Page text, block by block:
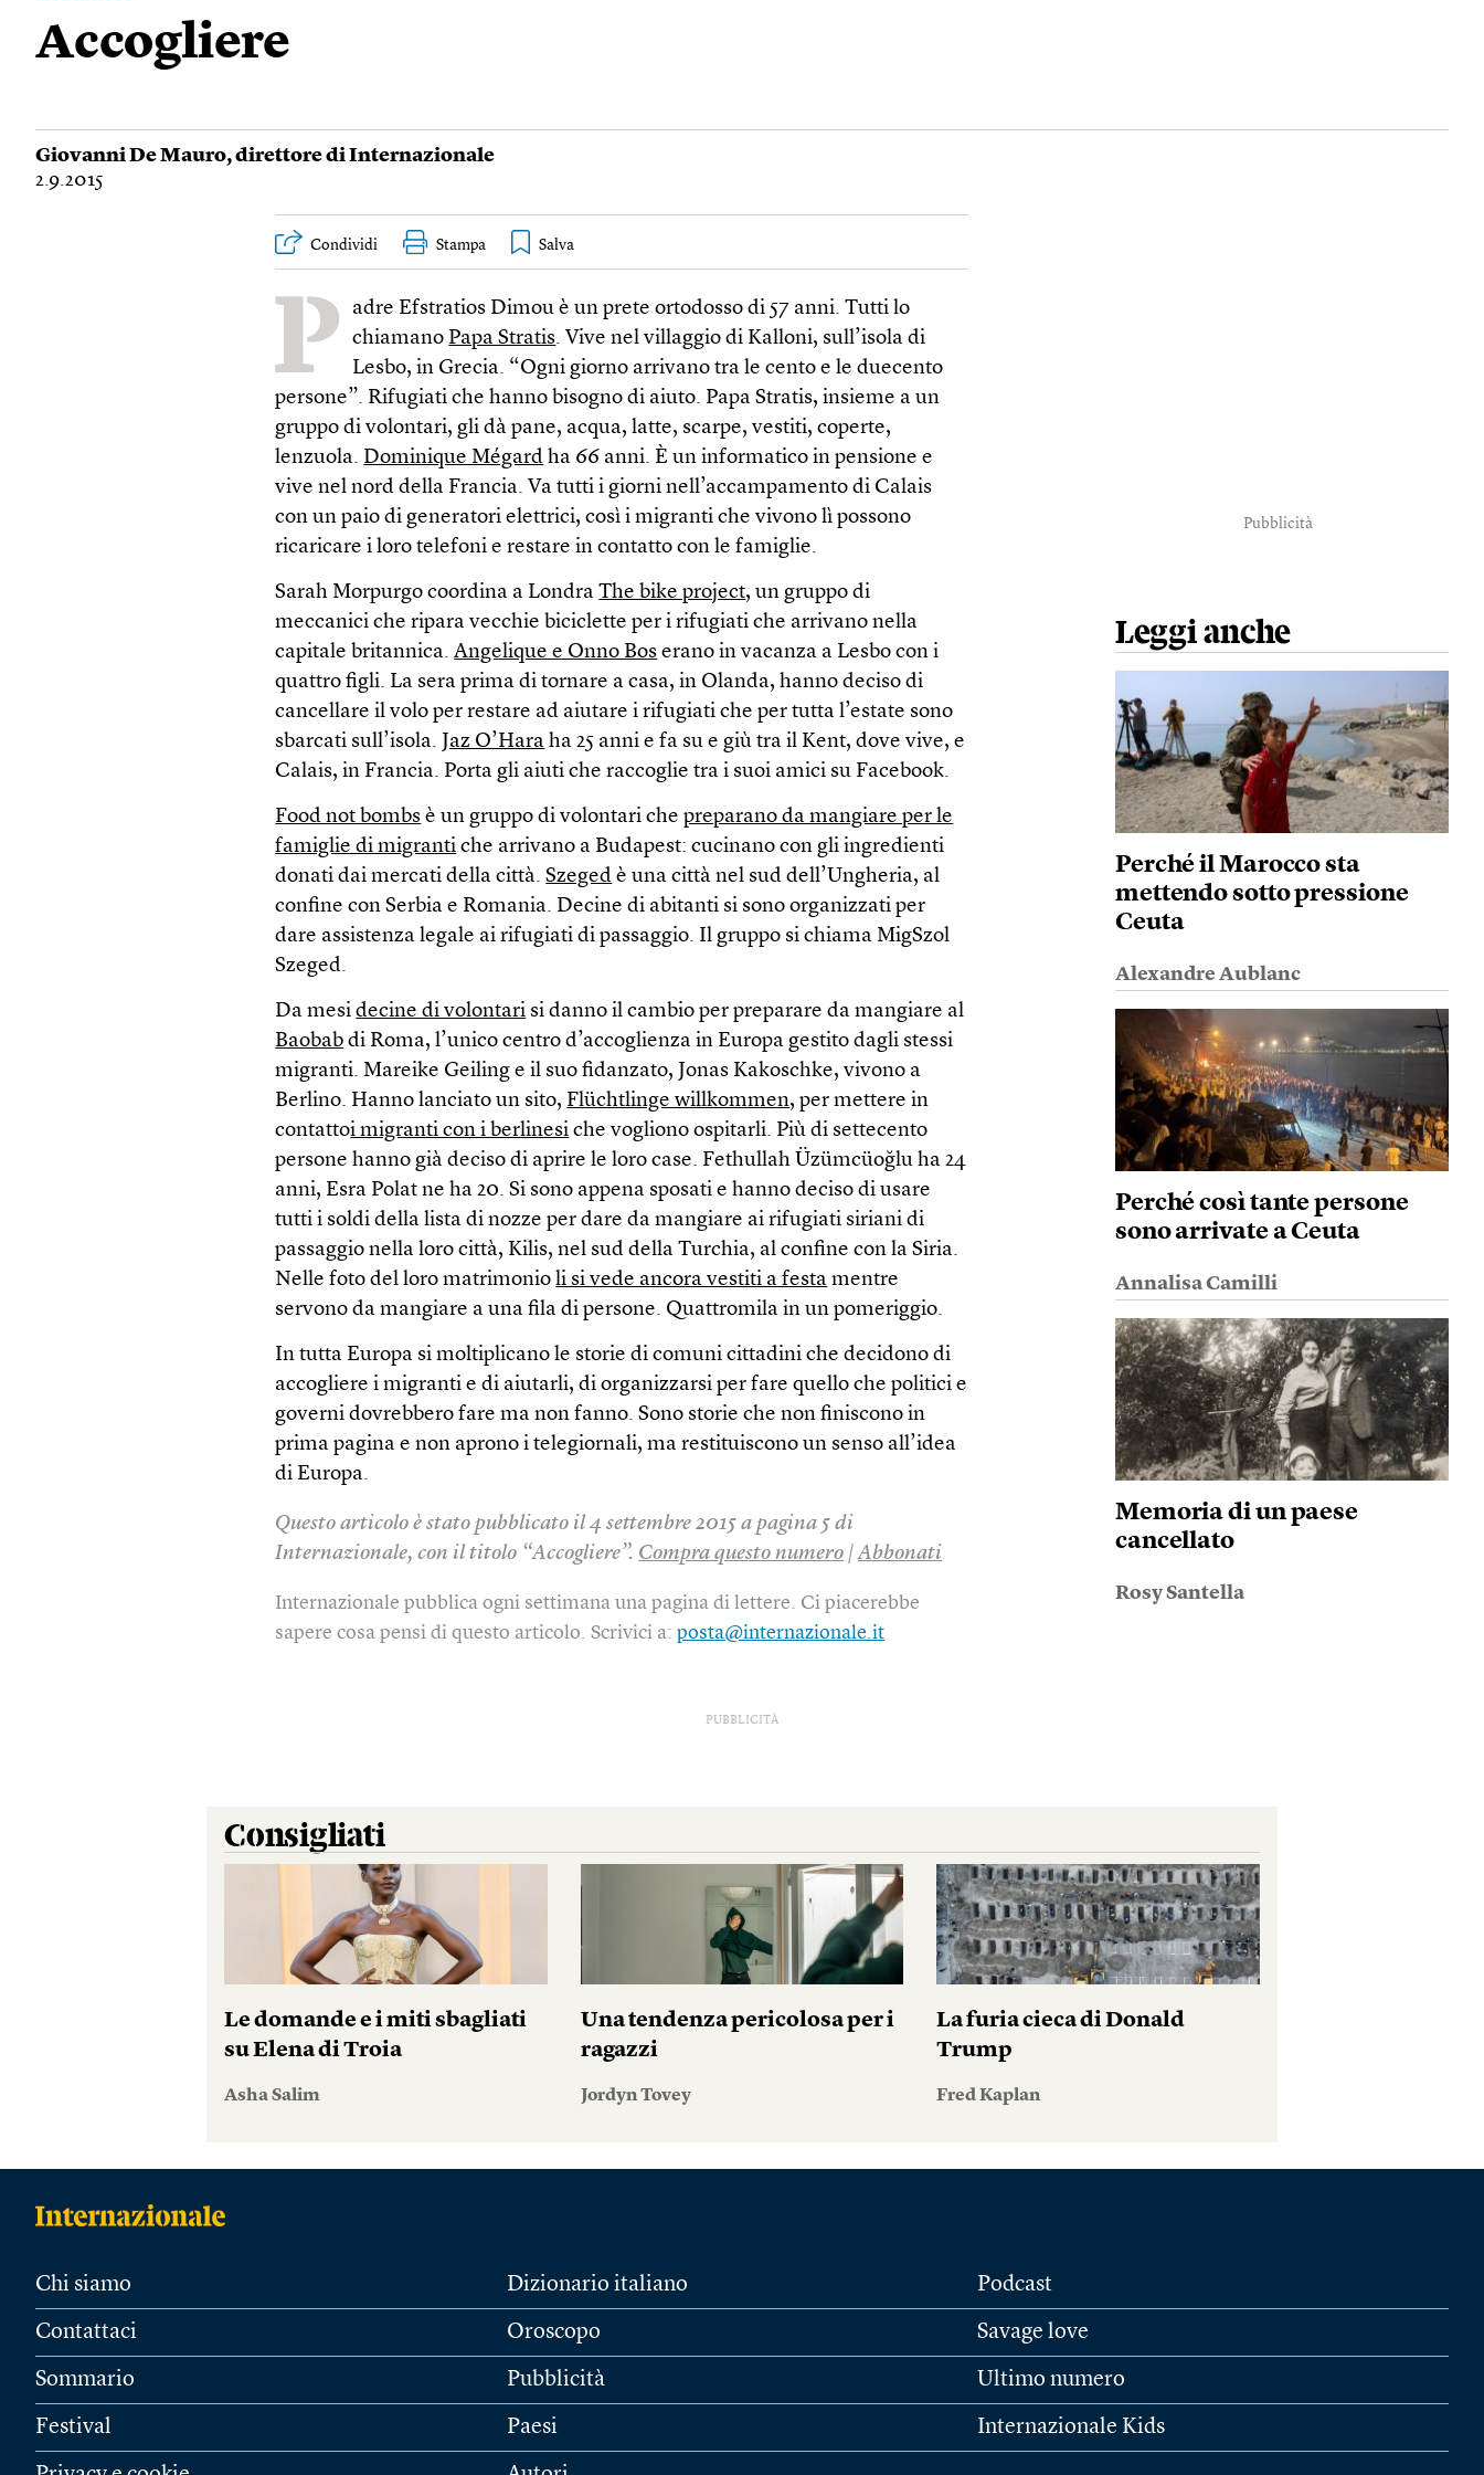
Accogliere
Giovanni De Mauro, direttore di Internazionale
2.9.2015
Condividi Stampa
P
adre Efstratios Dimou è un prete ortodosso di 57 anni. Tutti lo
chiamano Papa Stratis. Vive nel villaggio di Kalloni, sull’isola di
Lesbo, in Grecia. “Ogni giorno arrivano tra le cento e le duecento
persone”. Rifugiati che hanno bisogno di aiuto. Papa Stratis, insieme a un
gruppo di volontari, gli dà pane, acqua, latte, scarpe, vestiti, coperte,
lenzuola. Dominique Mégard ha 66 anni. È un informatico in pensione e
vive nel nord della Francia. Va tutti i giorni nell’accampamento di Calais
con un paio di generatori elettrici, così i migranti che vivono lì possono
ricaricare i loro telefoni e restare in contatto con le famiglie.
Sarah Morpurgo coordina a LondraThe bike project, un gruppo di
meccanici che ripara vecchie biciclette per i rifugiati che arrivano nella
capitale britannica.Angelique e Onno Bos erano in vacanza a Lesbo con i
quattro figli. La sera prima di tornare a casa, in Olanda, hanno deciso di
cancellare il volo per restare ad aiutare i rifugiati che per tutta l’estate sono
sbarcati sull’isola. Jaz O’Hara ha 25 anni e fa su e giù tra il Kent, dove vive, e
Calais, in Francia. Porta gli aiuti che raccoglie tra i suoi amici su Facebook.
Food not bombs è un gruppo di volontari chepreparano da mangiare per le
famiglie di migranti che arrivano a Budapest: cucinano con gli ingredienti
donati dai mercati della città.Szeged è una città nel sud dell’Ungheria, al
confine con Serbia e Romania. Decine di abitanti si sono organizzati per
dare assistenza legale ai rifugiati di passaggio. Il gruppo si chiama MigSzol
Szeged.
Da mesidecine di volontari si danno il cambio per preparare da mangiare al
Baobab di Roma, l’unico centro d’accoglienza in Europa gestito dagli stessi
migranti. Mareike Geiling e il suo fidanzato, Jonas Kakoschke, vivono a
Berlino. Hanno lanciato un sito, Flüchtlinge willkommen, per mettere in
contattoi migranti con i berlinesi che vogliono ospitarli. Più di settecento
persone hanno già deciso di aprire le loro case. Fethullah Üzümcüoğlu ha 24
anni, Esra Polat ne ha 20. Si sono appena sposati e hanno deciso di usare
tutti i soldi della lista di nozze per dare da mangiare ai rifugiati siriani di
passaggio nella loro città, Kilis, nel sud della Turchia, al confine con la Siria.
Nelle foto del loro matrimonioli si vede ancora vestiti a festa mentre
servono da mangiare a una fila di persone. Quattromila in un pomeriggio.
In tutta Europa si moltiplicano le storie di comuni cittadini che decidono di
accogliere i migranti e di aiutarli, di organizzarsi per fare quello che politici e
governi dovrebbero fare ma non fanno. Sono storie che non finiscono in
prima pagina e non aprono i telegiornali, ma restituiscono un senso all’idea
di Europa.
Questo articolo è stato pubblicato il 4 settembre 2015 a pagina 5 di
Internazionale, con il titolo “Accogliere”. Compra questo numero |Abbonati
Internazionale pubblica ogni settimana una pagina di lettere. Ci piacerebbe
sapere cosa pensi di questo articolo. Scrivici a:posta@internazionale.it
Pubblicità
Leggi anche
Perché il Marocco sta
mettendo sotto pressione
Ceuta
Alexandre Aublanc
Perché così tante persone
sono arrivate a Ceuta
Annalisa Camilli
Memoria di un paese
cancellato
Rosy Santella
PUBBLICITÀ
Consigliati
Le domande e i miti sbagliati
su Elena di Troia
Asha Salim
Una tendenza pericolosa per i
ragazzi
Jordyn Tovey
La furia cieca di Donald
Trump
Fred Kaplan
Chi siamo
Contattaci
Sommario
Festival
Dizionario italiano
Oroscopo
Pubblicità
Paesi
Podcast
Savage love
Ultimo numero
Internazionale Kids